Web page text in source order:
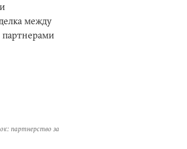
между
партнерство за